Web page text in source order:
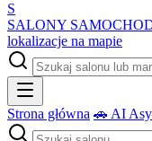
S
SALONY
lokalizacje na mapie
Strona główna 🚗 AI